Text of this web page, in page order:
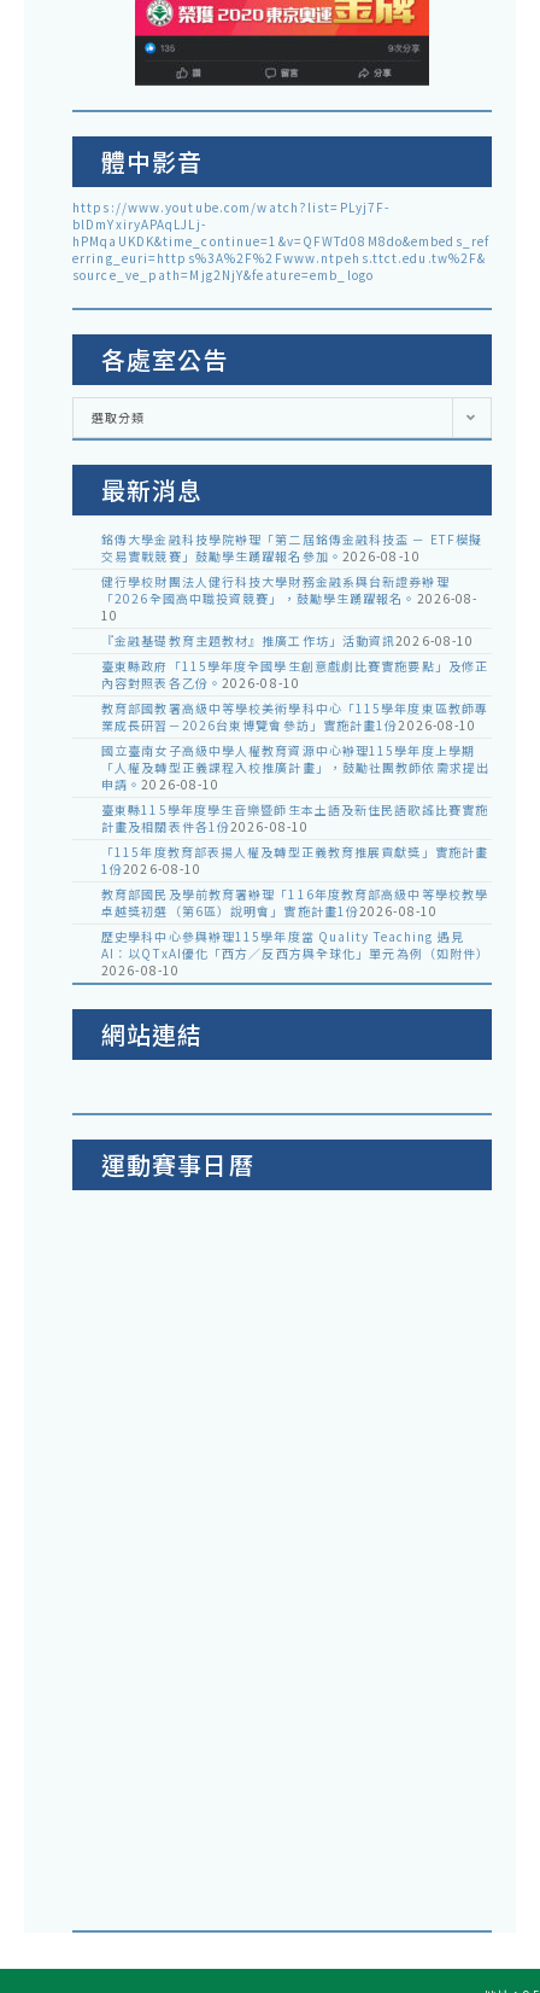
體中影音
https://www.youtube.com/watch?list=PLyj7F-
blDmYxiryAPAqLJLj-
hPMqaUKDK&time_continue=1&v=QFWTd08M8do&embeds_ref
erring_euri=https%3A%2F%2Fwww.ntpehs.ttct.edu.tw%2F&
source_ve_path=Mjg2NjY&feature=emb_logo
各處室公告
各
室
選取分類
最新消息
銘傳大學金融科技學院辦理「第二屆銘傳金融科技盃 － ETF模擬
交易實戰競賽」鼓勵學生踴躍報名參加。 2026-08-10
健行學校財團法人健行科技大學財務金融系與台新證券辦理
「2026全國高中職投資競賽」，鼓勵學生踴躍報名。 2026-08-
10
『金融基礎教育主題教材』推廣工作坊」活動資訊2026-08-10
臺東縣政府「115學年度全國學生創意戲劇比賽實施要點」及修正
內容對照表各乙份。 2026-08-10
教育部國教署高級中等學校美術學科中心「115學年度東區教師專
業成長研習－2026台東博覽會參訪」實施計畫1份2026-08-10
國立臺南女子高級中學人權教育資源中心辦理115學年度上學期
「人權及轉型正義課程入校推廣計畫」，鼓勵社團教師依需求提出
申請。2026-08-10
臺東縣115學年度學生音樂暨師生本土語及新住民語歌謠比賽實施
計畫及相關表件各1份2026-08-10
「115年度教育部表揚人權及轉型正義教育推展貢獻獎」實施計畫
1份2026-08-10
教育部國民及學前教育署辦理「116年度教育部高級中等學校教學
卓越獎初選（第6區）說明會」實施計畫1份2026-08-10
歷史學科中心參與辦理115學年度當 Quality Teaching 遇見
AI：以QTxAI優化「西方／反西方與全球化」單元為例（如附件）
2026-08-10
網站連結
運動賽事日曆